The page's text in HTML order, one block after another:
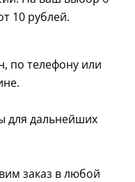
10 рублей.
по телефону или
для дальнейших
заказ в любой